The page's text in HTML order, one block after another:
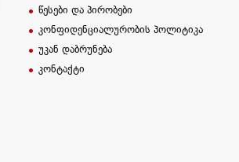
წესები და პირობები
კონფიდენციალურობის პოლიტიკა
უკან დაბრუნება
კონტაქტი